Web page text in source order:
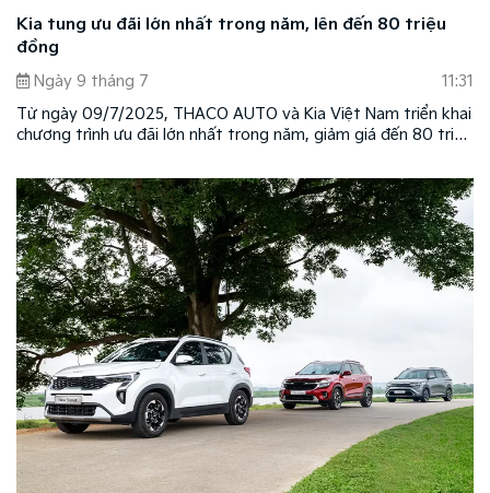
Kia tung ưu đãi lớn nhất trong năm, lên đến 80 triệu
đồng
Ngày 9 tháng 7
11:31
Từ ngày 09/7/2025, THACO AUTO và Kia Việt Nam triển khai
chương trình ưu đãi lớn nhất trong năm, giảm giá đến 80 triệu
hệ thống đại lý trên toàn quốc.